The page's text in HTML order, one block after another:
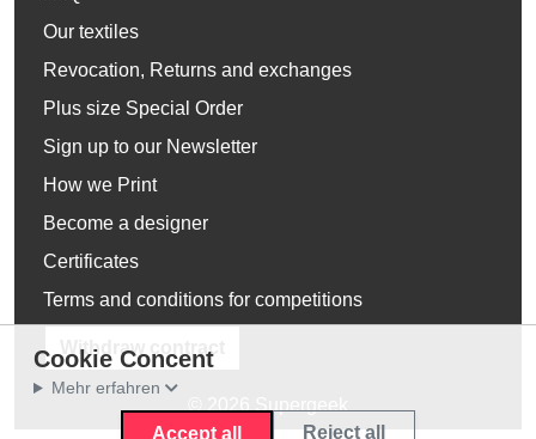
Our textiles
Revocation, Returns and exchanges
Plus size Special Order
Sign up to our Newsletter
How we Print
Become a designer
Certificates
Terms and conditions for competitions
Withdraw contract
Cookie Concent
Mehr erfahren
Accept all Reject all